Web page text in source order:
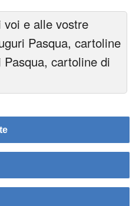
voi e alle vostre
Pasqua, cartoline
cartoline di